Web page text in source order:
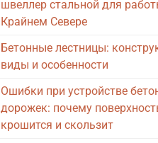
швеллер стальной для
Крайнем Севере
Бетонные лестницы:
виды и особенности
Ошибки при устройстве
дорожек: почему
крошится и скользит